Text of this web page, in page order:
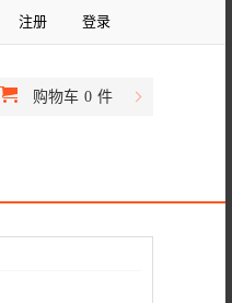
注册 登录
购物车 0 件